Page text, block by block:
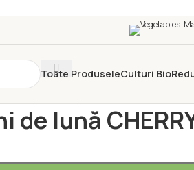
Toate ProduseleCulturi Bio
de lună